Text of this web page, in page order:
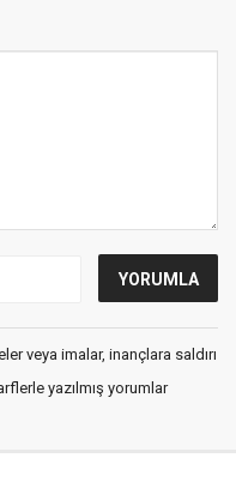
veya imalar, inançlara saldırı
yazılmış yorumlar